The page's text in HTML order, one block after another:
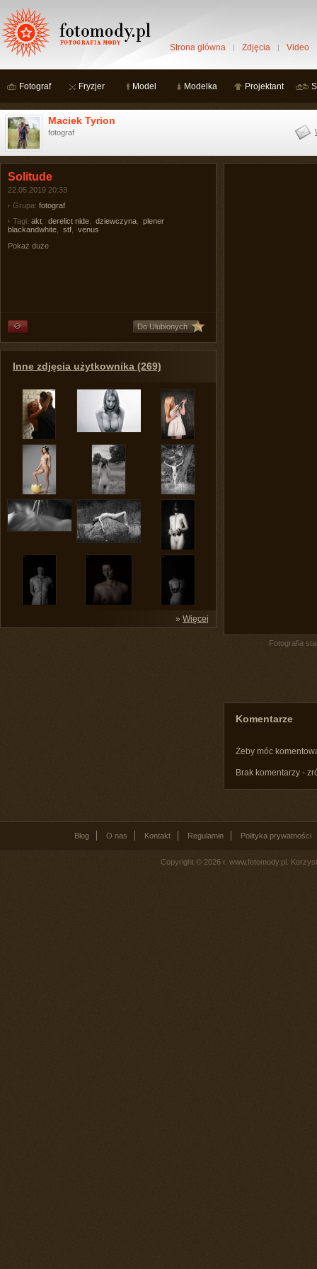
Strona główna Zdjęcia Video
Fotograf Fryzjer Model Modelka Projektant
Maciek Tyrion
fotograf
Solitude
22.05.2019 20:33
Grupa: fotograf
Tagi: akt derelict nide dziewczyna
plener
blackandwhite
stf
venus
Pokaż duże
Do Ulubionych
Inne zdjęcia użytkownika (269)
» Więcej
Fotografia
Komentarze
Żeby móc
Brak komentarzy -
Blog O nas Kontakt Regulamin Polityka prywatności
Copyright © 2026 r. www.fotomody.pl.